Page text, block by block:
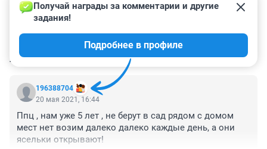
КОММЕНТАРИИ 1
196388704
Получай награды за комментарии и другие
задания!
Подробнее в профиле
20 мая 2021, 16:44
Ппц , нам уже 5 лет , не берут в сад рядом с домом
мест нет возим далеко далеко каждые день, а они
ясельки открывают!